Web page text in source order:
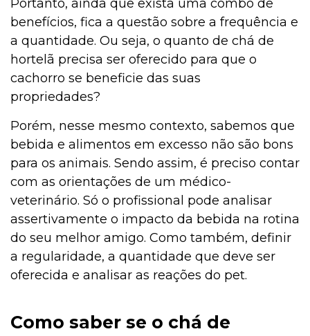
Portanto, ainda que exista uma combo de
benefícios, fica a questão sobre a frequência e
a quantidade. Ou seja, o quanto de chá de
hortelã precisa ser oferecido para que o
cachorro se beneficie das suas
propriedades?
Porém, nesse mesmo contexto, sabemos que
bebida e alimentos em excesso não são bons
para os animais. Sendo assim, é preciso contar
com as orientações de um médico-
veterinário. Só o profissional pode analisar
assertivamente o impacto da bebida na rotina
do seu melhor amigo. Como também, definir
a regularidade, a quantidade que deve ser
oferecida e analisar as reações do pet.
Como saber se o chá de